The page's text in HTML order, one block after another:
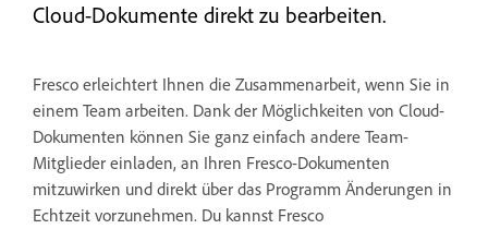
Cloud-Dokumente direkt zu bearbeiten.
Fresco erleichtert Ihnen die Zusammenarbeit, wenn Sie in
einem Team arbeiten. Dank der Möglichkeiten von Cloud-
Dokumenten können Sie ganz einfach andere Team-
Mitglieder einladen, an Ihren Fresco-Dokumenten
mitzuwirken und direkt über das Programm Änderungen in
Echtzeit vorzunehmen. Du kannst Fresco